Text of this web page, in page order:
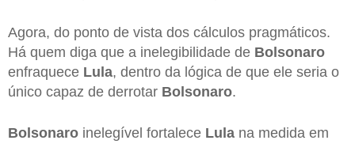
Agora, do ponto de vista dos cálculos pragmáticos.
Há quem diga que a inelegibilidade de Bolsonaro
enfraquece Lula, dentro da lógica de que ele seria o
único capaz de derrotar Bolsonaro.
Bolsonaro inelegível fortalece Lula na medida em